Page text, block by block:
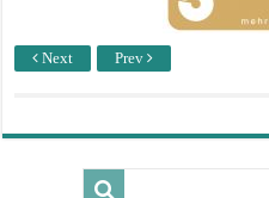
Next Prev